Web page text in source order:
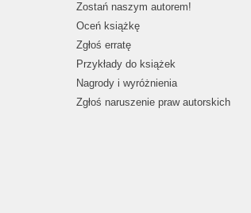
Zostań naszym autorem!
Oceń książkę
Zgłoś erratę
Przykłady do książek
Nagrody i wyróżnienia
Zgłoś naruszenie praw autorskich